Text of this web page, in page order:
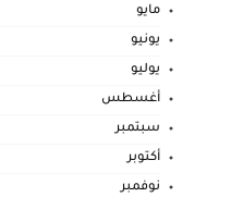
مايو
يونيو
يوليو
أغسطس
سبتمبر
أكتوبر
نوفمبر